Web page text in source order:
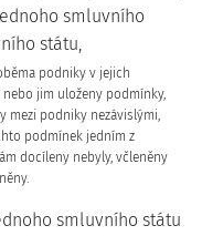
smluvního
státu,
podniky v jejich
jim uloženy podmínky,
mezi podniky nezávislými,
podmínek jedním z
docíleny nebyly, včleněny
smluvního státu